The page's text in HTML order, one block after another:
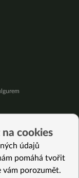
na cookies
údajů
pomáhá tvořit
vám porozumět.